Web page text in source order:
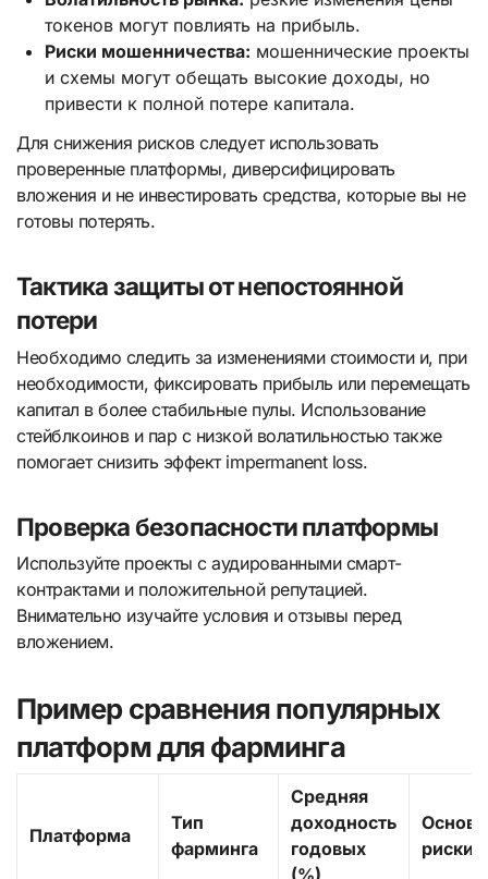
токенов могут повлиять на прибыль.
Риски мошенничества: мошеннические проекты
и схемы могут обещать высокие доходы, но
привести к полной потере капитала.
Для снижения рисков следует использовать
проверенные платформы, диверсифицировать
вложения и не инвестировать средства, которые вы не
готовы потерять.
Тактика защиты от непостоянной
потери
Необходимо следить за изменениями стоимости и, при
необходимости, фиксировать прибыль или перемещать
капитал в более стабильные пулы. Использование
стейблкоинов и пар с низкой волатильностью также
помогает снизить эффект impermanent loss.
Проверка безопасности платформы
Используйте проекты с аудированными смарт-
контрактами и положительной репутацией.
Внимательно изучайте условия и отзывы перед
вложением.
Пример сравнения популярных
платформ для фарминга
Платформа
Тип
фарминга
Средняя
доходность
годовых
(%)
риски